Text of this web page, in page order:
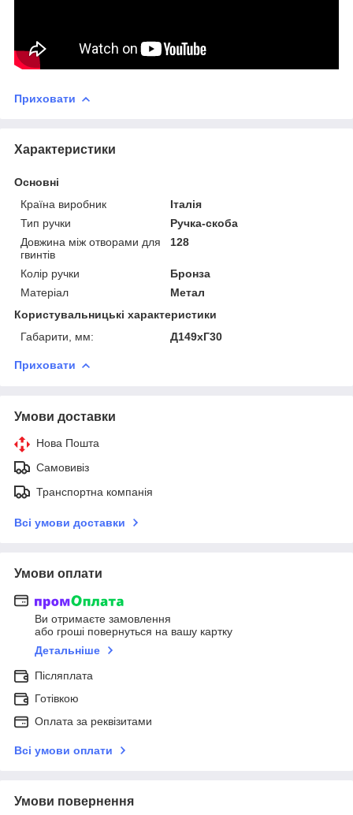
Приховати
Характеристики
Основні
Країна виробник
Італія
Тип ручки
Ручка-скоба
Довжина між отворами для
гвинтів
128
Колір ручки
Бронза
Матеріал
Метал
Користувальницькі характеристики
Габарити, мм:
Д149хГ30
Приховати
Умови доставки
Нова Пошта
Самовивіз
Транспортна компанія
Всі умови доставки
Умови оплати
Ви отримаєте замовлення
або гроші повернуться на вашу картку
Детальніше
Післяплата
Готівкою
Оплата за реквізитами
Всі умови оплати
Умови повернення